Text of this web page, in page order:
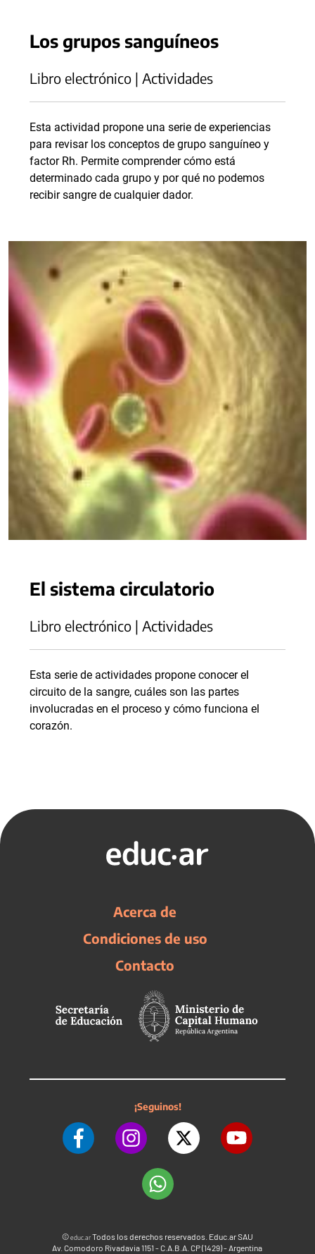
Los grupos sanguíneos
Libro electrónico | Actividades
Esta actividad propone una serie de experiencias
para revisar los conceptos de grupo sanguíneo y
factor Rh. Permite comprender cómo está
determinado cada grupo y por qué no podemos
recibir sangre de cualquier dador.
El sistema circulatorio
Libro electrónico | Actividades
Esta serie de actividades propone conocer el
circuito de la sangre, cuáles son las partes
involucradas en el proceso y cómo funciona el
corazón.
Acerca de
Condiciones de uso
Contacto
¡Seguinos!
©educ.arTodos los derechos reservados. Educ.ar SAU
Av. Comodoro Rivadavia 1151 - C.A.B.A. CP (1429) - Argentina